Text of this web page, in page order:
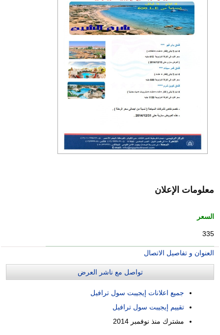
معلومات الإعلان
السعر
335
العنوان و تفاصيل الاتصال
تواصل مع ناشر العرض
جميع اعلانات إيجيبت سول ترافيل
تقييم إيجيبت سول ترافيل
مشترك منذ نوفمبر 2014